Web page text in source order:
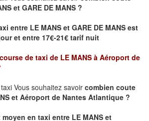
et GARE DE MANS ?
entre LE MANS et GARE DE MANS est
et entre 17€-21€ tarif nuit
de taxi de LE MANS à Aéroport de
Vous souhaitez savoir combien coute
et Aéroport de Nantes Atlantique ?
en taxi entre LE MANS et